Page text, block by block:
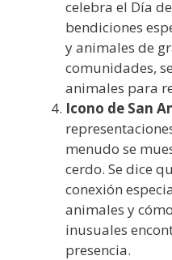
celebra el Día
bendiciones
y animales de
comunidades,
animales para
Icono de San
menudo se
cerdo. Se dice
conexión
animales y
inusuales
presencia.